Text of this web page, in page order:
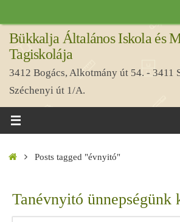
a
tartalomra
Bükkalja Általános Iskola és
Tagiskolája
3412 Bogács, Alkotmány út 54. - 3411
Széchenyi út 1/A.
HomePosts tagged "évnyitó"
Tanévnyitó ünnepségünk